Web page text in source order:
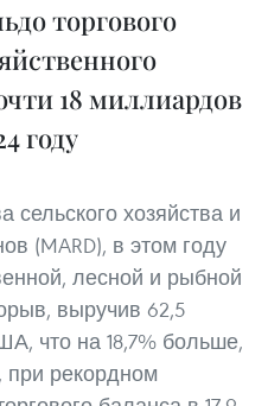
торгового
18 миллиардов
году
хозяйства и
(MARD), в этом году
лесной и рыбной
выручив 62,5
что на 18,7% больше,
рекордном